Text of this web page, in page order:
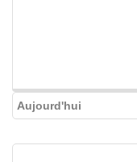
Aujourd'hui